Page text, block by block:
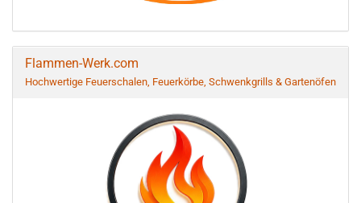
Flammen-Werk.com
Hochwertige Feuerschalen, Feuerkörbe, Schwenkgrills & Gartenöfen